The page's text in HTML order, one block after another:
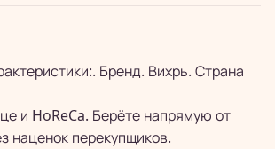
Бренд. Вихрь. Страна
и HoReCa. Берёте напрямую от
наценок перекупщиков.